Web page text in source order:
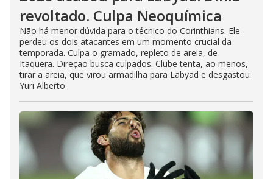
revoltado. Culpa Neoquímica
Não há menor dúvida para o técnico do Corinthians. Ele
perdeu os dois atacantes em um momento crucial da
temporada. Culpa o gramado, repleto de areia, de
Itaquera. Direção busca culpados. Clube tenta, ao menos,
tirar a areia, que virou armadilha para Labyad e desgastou
Yuri Alberto